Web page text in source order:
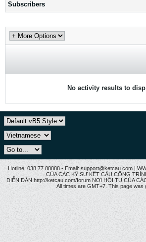
Subscribers
No activity results to
Hotline: 038.77 88888 - Email: support@ketcau.com |
CỦA CÁC KỸ SƯ KẾT CẤU CÔNG
DIỄN ĐÀN http://ketcau.com/forum NƠI HỘI TỤ CỦA
All times are GMT+7. This page was